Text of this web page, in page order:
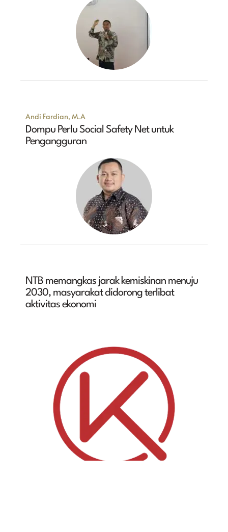
Andi Fardian, M.A
Dompu Perlu Social Safety Net untuk
Pengangguran
NTB memangkas jarak kemiskinan menuju
2030, masyarakat didorong terlibat
aktivitas ekonomi